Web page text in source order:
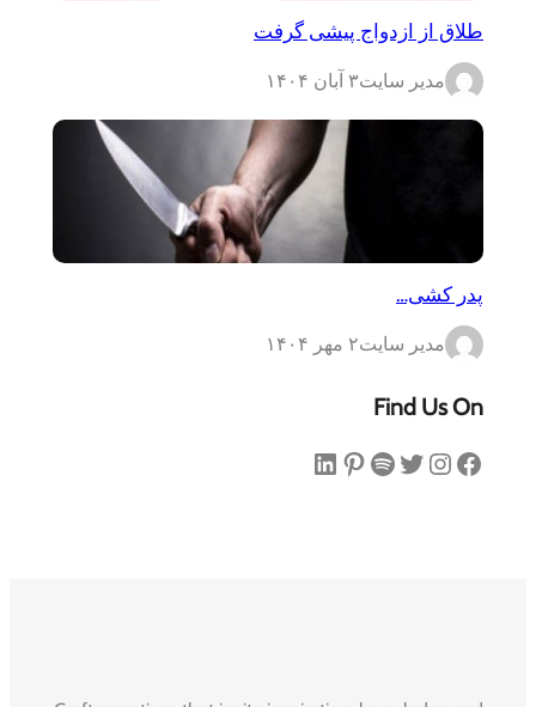
طلاق از ازدواج پیشی گرفت
مدیر سایت۳ آبان ۱۴۰۴
پدر کشی…
مدیر سایت۲ مهر ۱۴۰۴
Find Us On
فیس‌بوک اینستاگرم توییتر اسپاتیفای پینترست لینکداین